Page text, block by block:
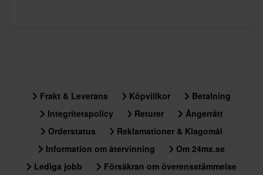
Frakt & Leverans Köpvillkor
Betalning
Integritetspolicy
Returer
Ångerrätt
Orderstatus
Reklamationer & Klagomål
Information om återvinning
Om 24mx.se
Lediga jobb
Försäkran om överensstämmelse